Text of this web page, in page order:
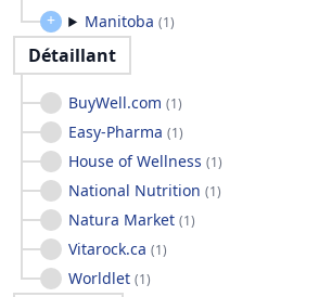
Manitoba (1)
Détaillant
BuyWell.com (1)
Easy-Pharma (1)
House of Wellness (1)
National Nutrition (1)
Natura Market (1)
Vitarock.ca (1)
Worldlet (1)